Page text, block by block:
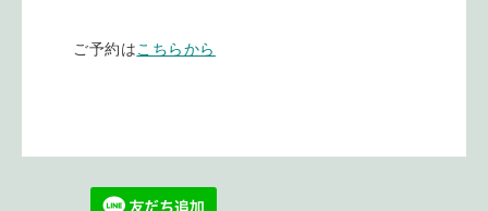
ご予約はこちらから